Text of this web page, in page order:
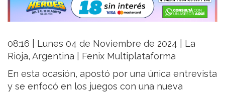
08:16 | Lunes 04 de Noviembre de 2024 | La
Rioja, Argentina | Fenix Multiplataforma
En esta ocasión, apostó por una única entrevista
y se enfocó en los juegos con una nueva